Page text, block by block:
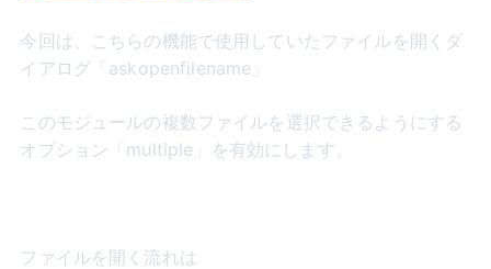
今回は、こちらの機能で使用していたファイルを開くダ
イアログ「askopenfilename」
このモジュールの複数ファイルを選択できるようにする
オプション「multiple」を有効にします。
ファイルを開く流れは